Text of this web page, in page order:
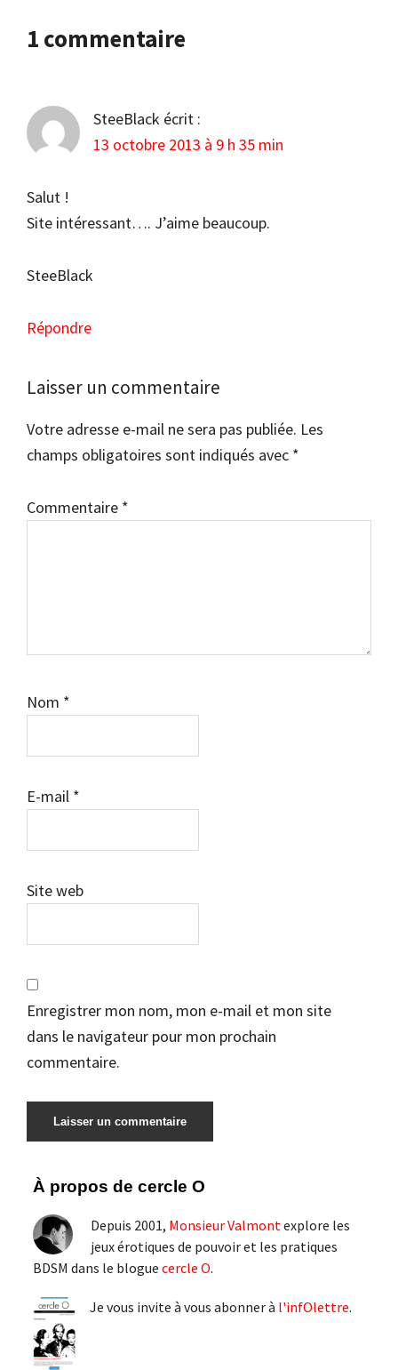
Interactions
du
1 commentaire
SteeBlack écrit :
13 octobre 2013 à 9 h 35 min
Salut !
Site intéressant…. J’aime beaucoup.
SteeBlack
Répondre
Laisser un commentaire
Votre adresse e-mail ne sera pas publiée. Les
champs obligatoires sont indiqués avec *
Commentaire *
Nom *
E-mail *
Site web
Enregistrer mon nom, mon e-mail et mon site
dans le navigateur pour mon prochain
commentaire.
Barre
latérale
principale
À propos de cercle O
Depuis 2001, Monsieur Valmontexplore les
jeux érotiques de pouvoir et les pratiques
BDSM dans le blogue cercle O.
Je vous invite à vous abonner à l'infOlettre.